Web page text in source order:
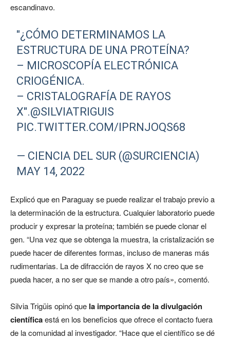
escandinavo.
"¿CÓMO DETERMINAMOS LA
ESTRUCTURA DE UNA PROTEÍNA?
– MICROSCOPÍA ELECTRÓNICA
CRIOGÉNICA.
– CRISTALOGRAFÍA DE RAYOS
X".@SILVIATRIGUIS
PIC.TWITTER.COM/IPRNJOQS68
— CIENCIA DEL SUR (@SURCIENCIA)
MAY 14, 2022
Explicó que en Paraguay se puede realizar el trabajo previo a
la determinación de la estructura. Cualquier laboratorio puede
producir y expresar la proteína; también se puede clonar el
gen. “Una vez que se obtenga la muestra, la cristalización se
puede hacer de diferentes formas, incluso de maneras más
rudimentarias. La de difracción de rayos X no creo que se
pueda hacer, a no ser que se mande a otro país», comentó.
Silvia Trigüis opinó que la importancia de la divulgación
científicaestá en los beneficios que ofrece el contacto fuera
de la comunidad al investigador. “Hace que el científico se dé